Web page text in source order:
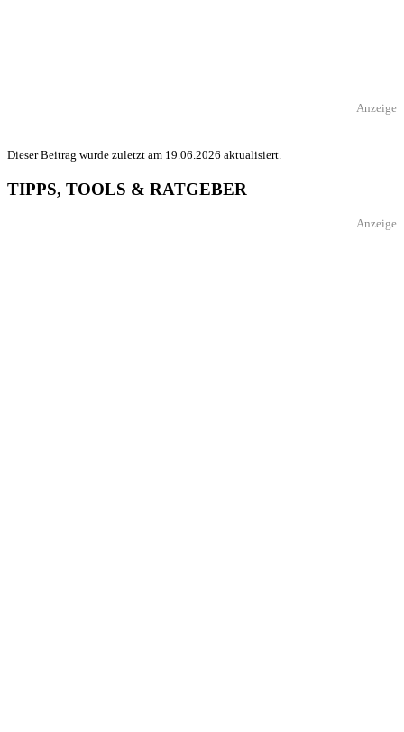
Anzeige
Dieser Beitrag wurde zuletzt am 19.06.2026 aktualisiert.
TIPPS, TOOLS & RATGEBER
Anzeige